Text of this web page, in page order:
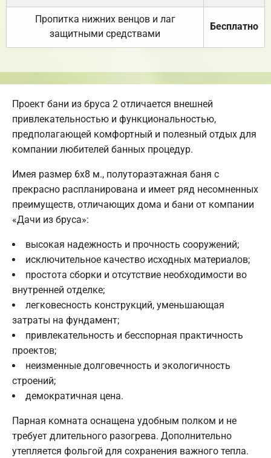
Пропитка нижних венцов и лаг
защитными средствами
Бесплатно
Проект бани из бруса 2 отличается внешней
привлекательностью и функциональностью,
предполагающей комфортный и полезный отдых для
компании любителей банных процедур.
Имея размер 6х8 м., полутораэтажная баня c
прекрасно распланирована и имеет ряд несомненных
преимуществ, отличающих дома и бани от компании
«Дачи из бруса»:
высокая надежность и прочность сооружений;
исключительное качество исходных материалов;
простота сборки и отсутствие необходимости во
внутренней отделке;
легковесность конструкций, уменьшающая
затраты на фундамент;
привлекательность и бесспорная практичность
проектов;
неизменные долговечность и экологичность
строений;
демократичная цена.
Парная комната оснащена удобным полком и не
требует длительного разогрева. Дополнительно
утепляется фольгой для сохранения важного тепла.